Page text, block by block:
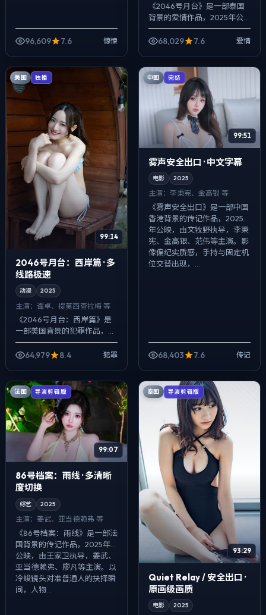
96,609 7.6 惊悚
《2046号月台》是一部泰国
背景的爱情作品，2025年公
映，由贾樟柯执导，周迅、裴
斗娜、孔刘等主演。配乐克
68,029 7.6 爱情
美国 独播
99:14
2046号月台：西岸篇 · 多
线路极速
动漫 2025
主演： 谭卓、提莫西·查拉梅 等
《2046号月台：西岸篇》是
一部美国背景的犯罪作品，
2025年公映，由克里斯托弗·
诺兰执导，谭卓、提莫西·查拉
64,979 8.4 犯罪
中国 完结
99:51
雾声安全出口 · 中文字幕
电影 2025
主演： 李秉宪、金高银 等
《雾声安全出口》是一部中国
香港背景的传记作品，2025
年公映，由文牧野执导，李秉
宪、金高银、范伟等主演。影
像偏纪实质感，手持与固定机
位交替出现，...
68,403 7.6 传记
法国 导演剪辑版
99:07
86号档案：雨线 · 多清晰
度切换
综艺 2025
主演： 姜武、亚当·德赖弗 等
《86号档案：雨线》是一部法
国背景的传记作品，2025年
公映，由王家卫执导，姜武、
亚当·德赖弗、廖凡等主演。以
冷峻镜头对准普通人的抉择瞬
间，人物...
泰国 导演剪辑版
93:29
Quiet Relay / 安全出口 ·
原画级画质
电影 2025